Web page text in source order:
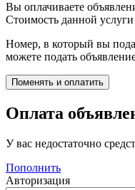
Вы оплачиваете
Стоимость данной услуги
Номер, в который вы
можете подать
Оплата
У вас недостаточно
Пополнить
Авторизация